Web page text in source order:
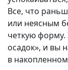
Все, что
или неясным
четкую форму.
осадок», и вы
в